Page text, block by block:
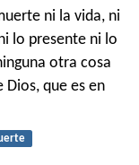
ni la vida, ni
lo presente ni lo
otra cosa
que es en